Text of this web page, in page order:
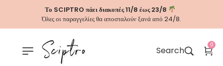
Το SCIPTRO πάει διακοπές 11/8 έως 23/8
Όλες οι παραγγελίες θα αποσταλούν ξανά από 24/8.
Search
0